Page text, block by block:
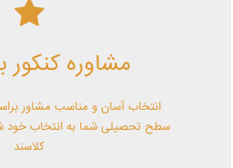
مشاوره کنکور
انتخاب آسان و مناسب مشاور
سطح تحصیلی شما به انتخاب خود
کلاسند